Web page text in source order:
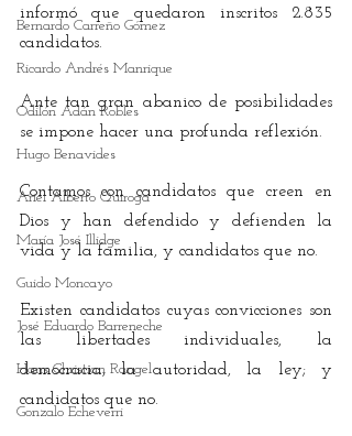
Bernardo Carreño Gómez
Ricardo Andrés Manrique
Odilón Adán Robles
Hugo Benavides
Ariel Alberto Quiroga
María José Illidge
Guido Moncayo
José Eduardo Barreneche
Hans Christian Rangel
Gonzalo Echeverri
informó que quedaron inscritos 2.835
candidatos.
Ante tan gran abanico de posibilidades
se impone hacer una profunda reflexión.
Contamos con candidatos que creen en
Dios y han defendido y defienden la
vida y la familia, y candidatos que no.
Existen candidatos cuyas convicciones son
las libertades individuales, la
democracia, la autoridad, la ley; y
candidatos que no.